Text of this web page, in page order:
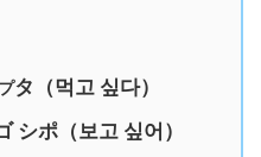
プタ（먹고 싶다）
シポ（보고 싶어）